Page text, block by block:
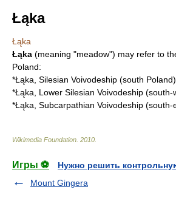
Łąka
Łąka
Łąka (meaning "meadow") may refer to
Poland:
*Łąka, Silesian Voivodeship (south Poland)
*Łąka, Lower Silesian Voivodeship (south-
*Łąka, Subcarpathian Voivodeship (south-
Wikimedia Foundation 2010
Игры ⚽
Нужно решить
Mount Gingera